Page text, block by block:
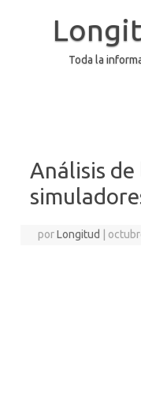
Toda la
Análisis
porLongitud